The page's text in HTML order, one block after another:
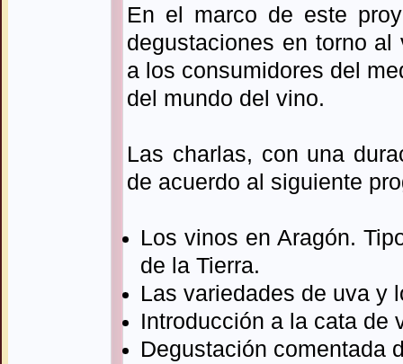
En el marco de este
degustaciones en torno
a los consumidores del
del mundo del vino.
Las charlas, con una
de acuerdo al siguiente
Los vinos en Aragón.
de la Tierra.
Las variedades de uva y
Introducción a la cata de
Degustación comentada